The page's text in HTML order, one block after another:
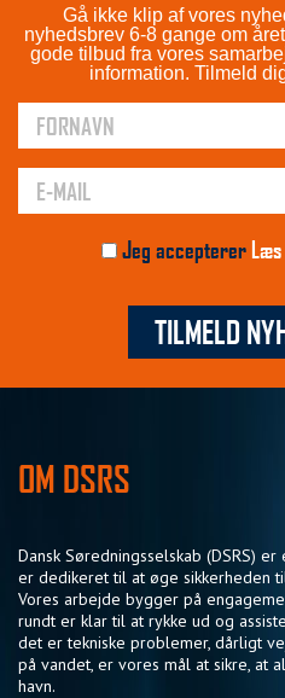
Gå ikke klip af vores
nyhedsbrev 6-8 gange om
gode tilbud fra vores
information. Tilmeld
Jeg accepterer
TILMELD
OM DSRS
Dansk Søredningsselskab (DSRS)
er dedikeret til at øge sikkerheden
Vores arbejde bygger på
rundt er klar til at rykke ud og
det er tekniske problemer, dårligt
på vandet, er vores mål at sikre, at
havn.